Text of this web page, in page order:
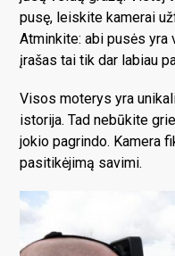
pusę, leiskite kamerai
Atminkite: abi pusės yra
įrašas tai tik dar labiau
Visos moterys yra
istorija. Tad nebūkite
jokio pagrindo. Kamera
pasitikėjimą savimi.